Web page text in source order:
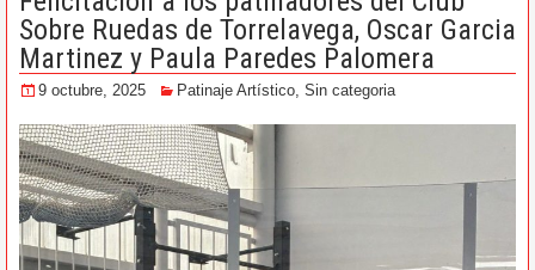
Sobre Ruedas de Torrelavega, Oscar Garcia
Martinez y Paula Paredes Palomera
9 octubre, 2025 Patinaje Artístico Sin categoria